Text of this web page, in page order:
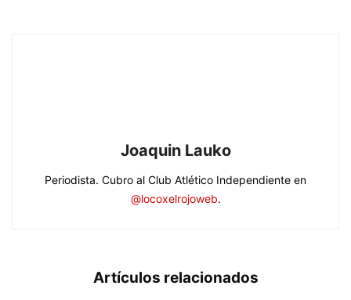
Joaquin Lauko
Periodista. Cubro al Club Atlético Independiente en
@locoxelrojoweb.
Artículos relacionados